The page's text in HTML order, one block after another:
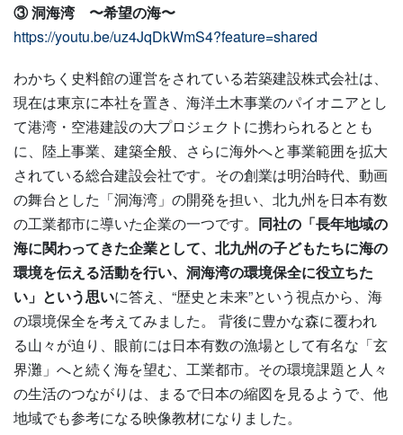
③ 洞海湾 〜希望の海〜
https://youtu.be/uz4JqDkWmS4?feature=shared
わかちく史料館の運営をされている若築建設株式会社は、
現在は東京に本社を置き、海洋土木事業のパイオニアとし
て港湾・空港建設の大プロジェクトに携わられるととも
に、陸上事業、建築全般、さらに海外へと事業範囲を拡大
されている総合建設会社です。その創業は明治時代、動画
の舞台とした「洞海湾」の開発を担い、北九州を⽇本有数
の⼯業都市に導いた企業の⼀つです。 同社の「長年地域の
海に関わってきた企業として、北九州の子どもたちに海の
環境を伝える活動を行い、洞海湾の環境保全に役立ちた
い」という思いに答え、“歴史と未来”という視点から、海
の環境保全を考えてみました。 背後に豊かな森に覆われ
る山々が迫り、眼前には日本有数の漁場として有名な「玄
界灘」へと続く海を望む、工業都市。その環境課題と人々
の生活のつながりは、まるで日本の縮図を見るようで、他
地域でも参考になる映像教材になりました。